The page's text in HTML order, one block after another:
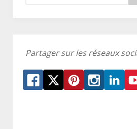
Partager sur les réseaux